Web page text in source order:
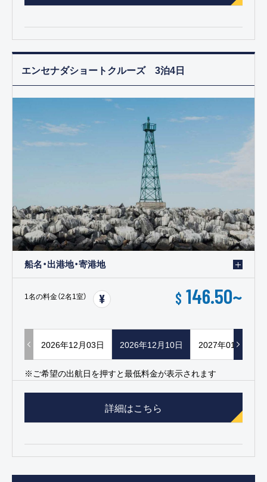
エンセナダショートクルーズ 3泊4日
船名・出港地・寄港地
1名の料金（2名1室） $ 146.50~
2026年12月03日 2026年12月10日 2027年01月14日
※ご希望の出航日を押すと最低料金が表示されます
詳細はこちら